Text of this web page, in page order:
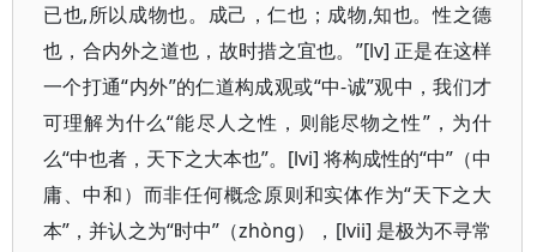
已也,所以成物也。成己，仁也；成物,知也。性之德
也，合内外之道也，故时措之宜也。”[lv] 正是在这样
一个打通“内外”的仁道构成观或“中-诚”观中，我们才
可理解为什么“能尽人之性，则能尽物之性”，为什
么“中也者，天下之大本也”。[lvi] 将构成性的“中”（中
庸、中和）而非任何概念原则和实体作为“天下之大
本”，并认之为“时中”（zhòng），[lvii] 是极为不寻常